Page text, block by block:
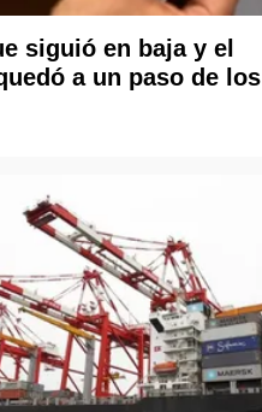
siguió en baja y el
a un paso de los